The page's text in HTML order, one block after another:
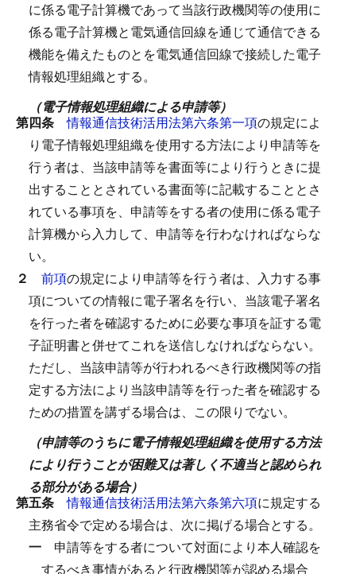
に係る電子計算機であって当該行政機関等の使用に
係る電子計算機と電気通信回線を通じて通信できる
機能を備えたものとを電気通信回線で接続した電子
情報処理組織とする。
（電子情報処理組織による申請等）
第四条情報通信技術活用法第六条第一項の規定によ
り電子情報処理組織を使用する方法により申請等を
行う者は、当該申請等を書面等により行うときに提
出することとされている書面等に記載することとさ
れている事項を、申請等をする者の使用に係る電子
計算機から入力して、申請等を行わなければならな
い。
２ 前項の規定により申請等を行う者は、入力する事
項についての情報に電子署名を行い、当該電子署名
を行った者を確認するために必要な事項を証する電
子証明書と併せてこれを送信しなければならない。
ただし、当該申請等が行われるべき行政機関等の指
定する方法により当該申請等を行った者を確認する
ための措置を講ずる場合は、この限りでない。
（申請等のうちに電子情報処理組織を使用する方法
により行うことが困難又は著しく不適当と認められ
る部分がある場合）
第五条情報通信技術活用法第六条第六項に規定する
主務省令で定める場合は、次に掲げる場合とする。
一 申請等をする者について対面により本人確認を
するべき事情があると行政機関等が認める場合